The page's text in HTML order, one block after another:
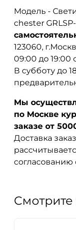
Модель -
chester
123060,
09:00 до 19:00
В субботу до
Мы
по Москве
заказе от
Доставка
Смотрите